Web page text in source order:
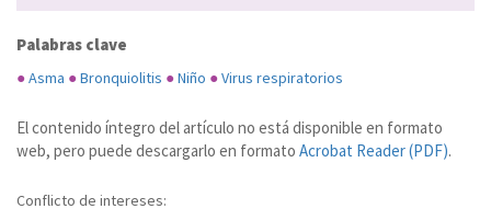
Palabras clave
●Asma ●Bronquiolitis ●Niño ●Virus respiratorios
El contenido íntegro del artículo no está disponible en formato
web, pero puede descargarlo en formato Acrobat Reader (PDF).
Conflicto de intereses: